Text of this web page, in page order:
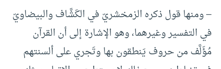
– ومنها قول ذكره الزمخشريّ في الكَشَّاف والبيضاويّ
في التفسير وغيرهما، وهو الإشارة إلى أن القرآن
مُؤَلَّف من حروف يَنطقون بها وتَجري على ألسنتهم